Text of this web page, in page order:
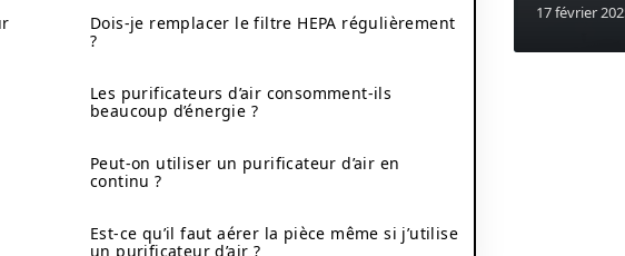
Dois-je remplacer le filtre HEPA régulièrement
?
Les purificateurs d’air consomment-ils
beaucoup d’énergie ?
Peut-on utiliser un purificateur d’air en
continu ?
Est-ce qu’il faut aérer la pièce même si j’utilise
un purificateur d’air ?
17 février